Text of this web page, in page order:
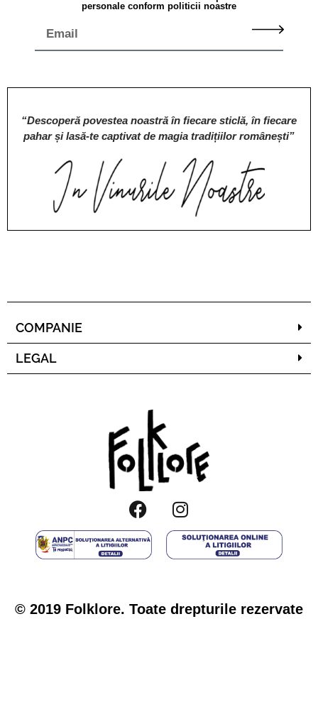
personale conform politicii noastre
“Descoperă povestea noastră în fiecare sticlă, în fiecare
pahar și lasă-te captivat de magia tradițiilor românești”
COMPANIE
LEGAL
© 2019 Folklore. Toate drepturile rezervate